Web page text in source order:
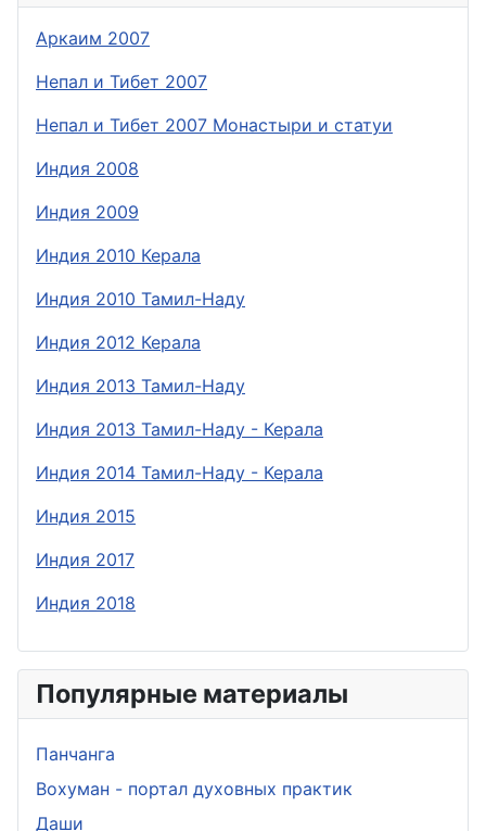
Аркаим 2007
Непал и Тибет 2007
Непал и Тибет 2007 Монастыри и статуи
Индия 2008
Индия 2009
Индия 2010 Керала
Индия 2010 Тамил-Наду
Индия 2012 Керала
Индия 2013 Тамил-Наду
Индия 2013 Тамил-Наду - Керала
Индия 2014 Тамил-Наду - Керала
Индия 2015
Индия 2017
Индия 2018
Популярные материалы
Панчанга
Вохуман - портал духовных практик
Даши